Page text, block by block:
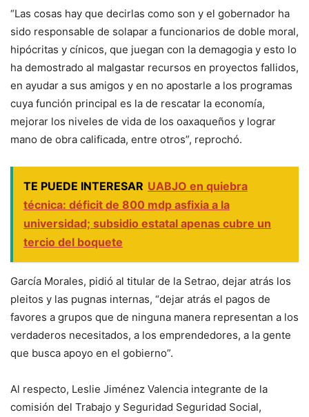
“Las cosas hay que decirlas como son y el gobernador ha
sido responsable de solapar a funcionarios de doble moral,
hipócritas y cínicos, que juegan con la demagogia y esto lo
ha demostrado al malgastar recursos en proyectos fallidos,
en ayudar a sus amigos y en no apostarle a los programas
cuya función principal es la de rescatar la economía,
mejorar los niveles de vida de los oaxaqueños y lograr
mano de obra calificada, entre otros”, reprochó.
TE PUEDE INTERESAR UABJO en quiebra
técnica: déficit de 800 mdp asfixia a la
universidad; subsidio estatal apenas cubre un
tercio del boquete
García Morales, pidió al titular de la Setrao, dejar atrás los
pleitos y las pugnas internas, “dejar atrás el pagos de
favores a grupos que de ninguna manera representan a los
verdaderos necesitados, a los emprendedores, a la gente
que busca apoyo en el gobierno”.
Al respecto, Leslie Jiménez Valencia integrante de la
comisión del Trabajo y Seguridad Seguridad Social,